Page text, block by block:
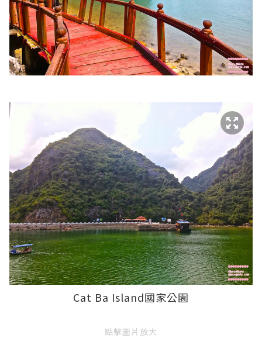
Cat Ba Island國家公園
點擊圖片放大